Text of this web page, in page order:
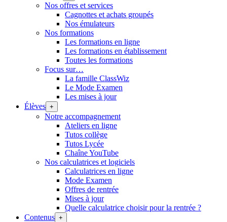
Nos offres et services
Cagnottes et achats groupés
Nos émulateurs
Nos formations
Les formations en ligne
Les formations en établissement
Toutes les formations
Focus sur…
La famille ClassWiz
Le Mode Examen
Les mises à jour
Élèves +
Notre accompagnement
Ateliers en ligne
Tutos collège
Tutos Lycée
Chaîne YouTube
Nos calculatrices et logiciels
Calculatrices en ligne
Mode Examen
Offres de rentrée
Mises à jour
Quelle calculatrice choisir pour la rentrée ?
Contenus +